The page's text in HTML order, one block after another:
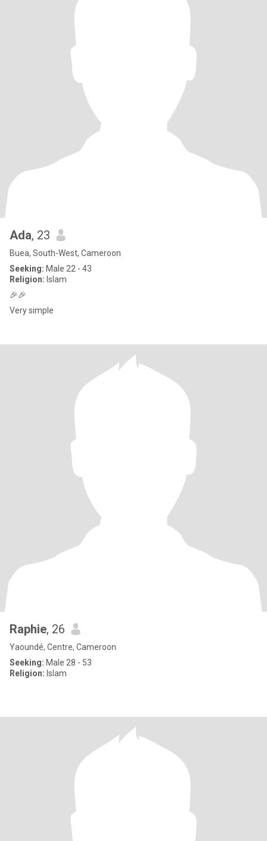
Ada, 23
Buea, South-West, Cameroon
Seeking: Male 22 - 43
Religion: Islam
🎉🎉
Very simple
Raphie, 26
Yaoundé, Centre, Cameroon
Seeking: Male 28 - 53
Religion: Islam